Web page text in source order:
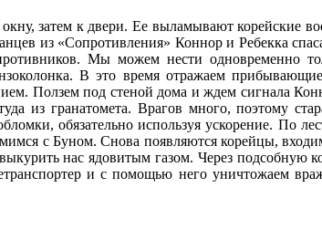
затем к двери. Ее выламывают корейские
из «Сопротивления» Коннор и Ребекка
Мы можем нести одновременно
В это время отражаем
Ползем под стеной дома и ждем сигнала
из гранатомета. Врагов много, поэтому
обязательно используя ускорение. По
с Буном. Снова появляются корейцы,
нас ядовитым газом. Через подсобную
и с помощью него уничтожаем